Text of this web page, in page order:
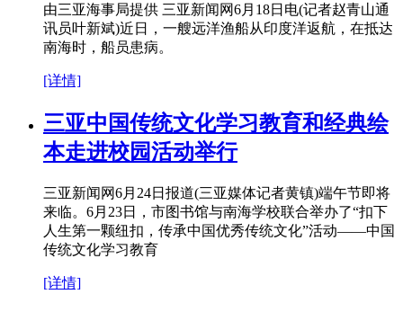
由三亚海事局提供 三亚新闻网6月18日电(记者赵青山通
讯员叶新斌)近日，一艘远洋渔船从印度洋返航，在抵达
南海时，船员患病。
[详情]
三亚中国传统文化学习教育和经典绘
本走进校园活动举行
三亚新闻网6月24日报道(三亚媒体记者黄镇)端午节即将
来临。6月23日，市图书馆与南海学校联合举办了“扣下
人生第一颗纽扣，传承中国优秀传统文化”活动——中国
传统文化学习教育
[详情]